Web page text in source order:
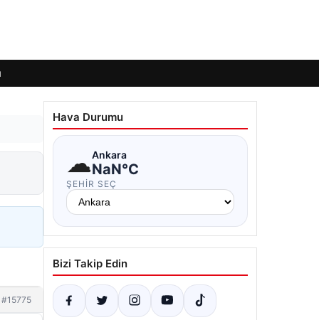
#15775
Hava Durumu
☁Ankara
NaN°C
ŞEHIR SEÇ
Bizi Takip Edin